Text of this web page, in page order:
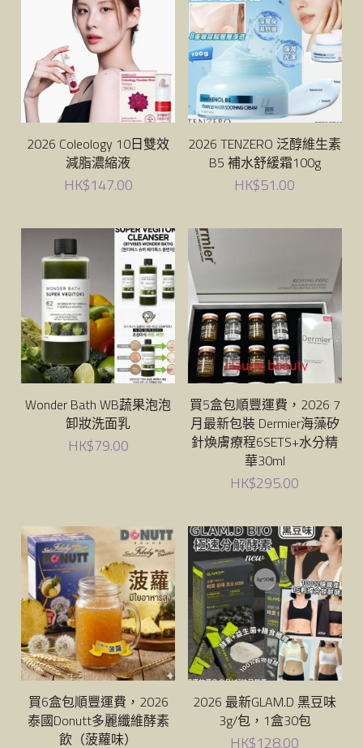
Dr. Graft
Ruthair
cellinkos
蟲草大王
donutt
七 色花
sliswiss
2026 Coleology 10日雙效
減脂濃縮液
HK$147.00
2026 TENZERO 泛醇維生素
B5 補水舒緩霜100g
HK$51.00
Wonder Bath WB蔬果泡泡
卸妝洗面乳
HK$79.00
買5盒包順豐運費，2026 7
月最新包裝 Dermier海藻矽
針煥膚療程6SETS+水分精
華30ml
HK$295.00
買6盒包順豐運費，2026
泰國Donutt多麗纖維酵素
飲（菠蘿味）
2026 最新GLAM.D 黑豆味
3g/包，1盒30包
HK$128.00